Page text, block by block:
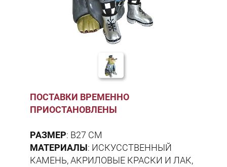
ПОСТАВКИ ВРЕМЕННО
ПРИОСТАНОВЛЕНЫ
РАЗМЕР: В27 СМ
МАТЕРИАЛЫ: ИСКУССТВЕННЫЙ
КАМЕНЬ, АКРИЛОВЫЕ КРАСКИ И ЛАК,